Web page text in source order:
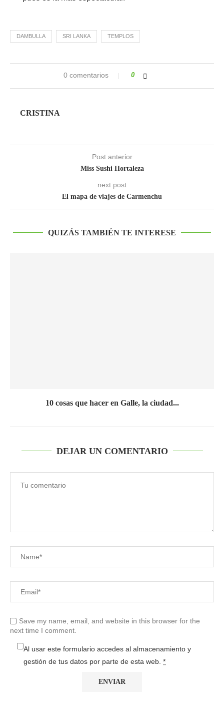
DAMBULLA SRI LANKA TEMPLOS
0 comentarios 0
CRISTINA
Post anterior
Miss Sushi Hortaleza
next post
El mapa de viajes de Carmenchu
QUIZÁS TAMBIÉN TE INTERESE
10 cosas que hacer en Galle, la ciudad...
DEJAR UN COMENTARIO
Save my name, email, and website in this browser for the
next time I comment.
Al usar este formulario accedes al almacenamiento y
gestión de tus datos por parte de esta web. *